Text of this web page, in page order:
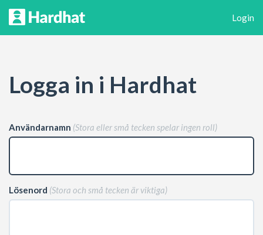
Login
Logga in i Hardhat
Användarnamn (Stora eller små tecken spelar ingen roll)
Lösenord (Stora och små tecken är viktiga)